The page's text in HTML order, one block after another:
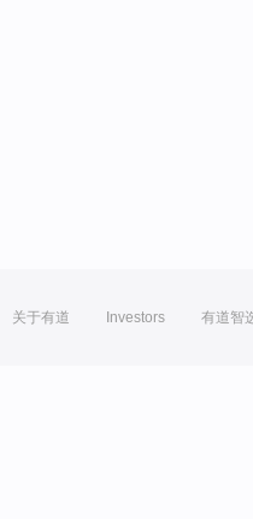
关于有道 Investors 有道智